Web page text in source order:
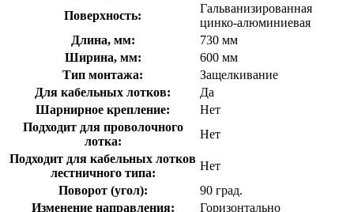
Поверхность:
Гальванизированная
цинко-алюминиевая
Длина, мм:
730 мм
Ширина, мм:
600 мм
Тип монтажа:
Защелкивание
Для кабельных лотков:
Да
Шарнирное крепление:
Нет
Подходит для проволочного
лотка:
Нет
Подходит для кабельных лотков
лестничного типа:
Нет
Поворот (угол):
90 град.
Изменение направления:
Горизонтально